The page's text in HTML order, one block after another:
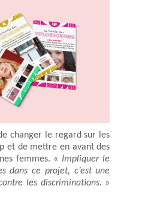
changer le regard sur les
et de mettre en avant des
femmes. « Impliquer le
dans ce projet, c’est une
les discriminations. »